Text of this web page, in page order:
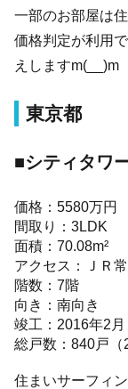
一部のお部屋は
価格判定が利用
えしますm(__)m
東京都
■シティタワ
価格：5580万円
間取り：3LDK
面積：70.08m²
アクセス：ＪＲ
階数：7階
向き：南向き
竣工：2016年2月
総戸数：840戸（
住まいサーフィ